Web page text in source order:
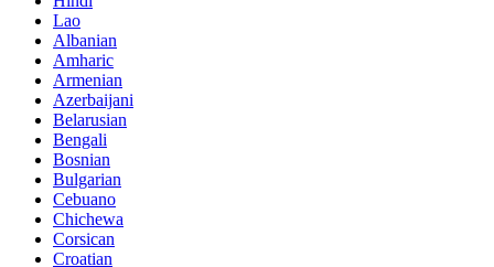
Lao
Albanian
Amharic
Armenian
Azerbaijani
Belarusian
Bengali
Bosnian
Bulgarian
Cebuano
Chichewa
Corsican
Croatian